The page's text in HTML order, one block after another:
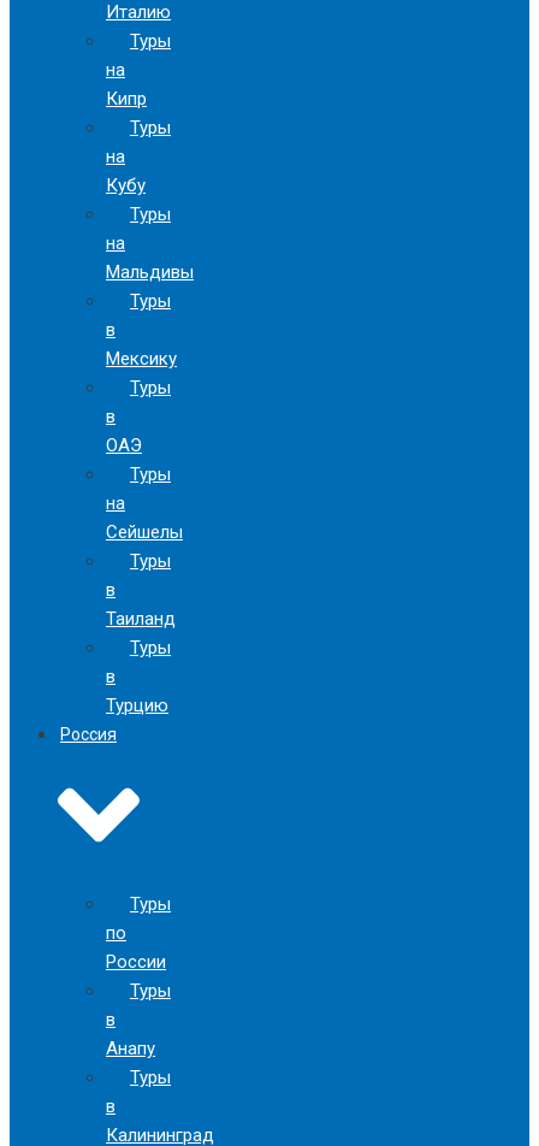
Италию
Туры
на
Кипр
Туры
на
Кубу
Туры
на
Мальдивы
Туры
в
Мексику
Туры
в
ОАЭ
Туры
на
Сейшелы
Туры
в
Таиланд
Туры
в
Турцию
Россия
Туры
по
России
Туры
в
Анапу
Туры
в
Калининград